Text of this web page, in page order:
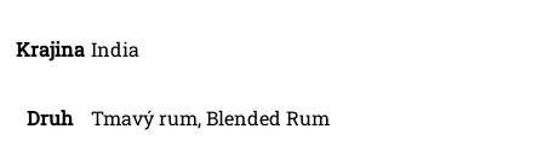
Krajina India
Druh Tmavý rum, Blended Rum